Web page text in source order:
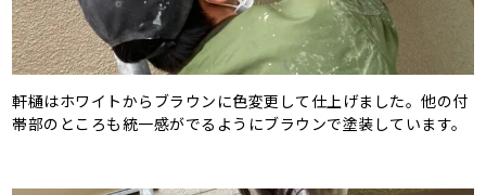
軒樋はホワイトからブラウンに色変更して仕上げました。他の付
帯部のところも統一感がでるようにブラウンで塗装しています。